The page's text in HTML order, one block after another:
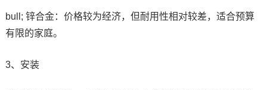
bull; 锌合金：价格较为经济，但耐用性相对较差，适合预算
有限的家庭。
3、安装